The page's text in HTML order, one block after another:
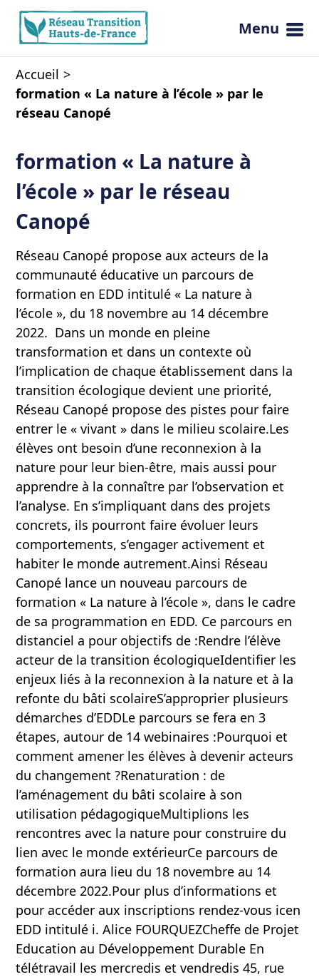
Ouvrir
Menu
Accueil
formation « La nature à l’école » par le
réseau Canopé
formation « La nature à
l’école » par le réseau
Canopé
Réseau Canopé propose aux acteurs de la
communauté éducative un parcours de
formation en EDD intitulé « La nature à
l’école », du 18 novembre au 14 décembre
2022. Dans un monde en pleine
transformation et dans un contexte où
l’implication de chaque établissement dans la
transition écologique devient une priorité,
Réseau Canopé propose des pistes pour faire
entrer le « vivant » dans le milieu scolaire.Les
élèves ont besoin d’une reconnexion à la
nature pour leur bien-être, mais aussi pour
apprendre à la connaître par l’observation et
l’analyse. En s’impliquant dans des projets
concrets, ils pourront faire évoluer leurs
comportements, s’engager activement et
habiter le monde autrement.Ainsi Réseau
Canopé lance un nouveau parcours de
formation « La nature à l’école », dans le cadre
de sa programmation en EDD. Ce parcours en
distanciel a pour objectifs de :Rendre l’élève
acteur de la transition écologiqueIdentifier les
enjeux liés à la reconnexion à la nature et à la
refonte du bâti scolaireS’approprier plusieurs
démarches d’EDDLe parcours se fera en 3
étapes, autour de 14 webinaires :Pourquoi et
comment amener les élèves à devenir acteurs
du changement ?Renaturation : de
l’aménagement du bâti scolaire à son
utilisation pédagogiqueMultiplions les
rencontres avec la nature pour construire du
lien avec le monde extérieurCe parcours de
formation aura lieu du 18 novembre au 14
décembre 2022.Pour plus d’informations et
pour accéder aux inscriptions rendez-vous icen
EDD intitulé i. Alice FOURQUEZCheffe de Projet
Education au Développement Durable En
télétravail les mercredis et vendredis 45, rue